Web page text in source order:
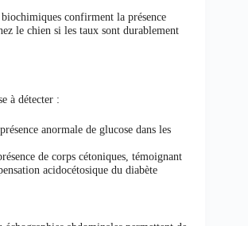
confirment la présence
le chien si les taux sont durablement
à détecter :
anormale de glucose dans les
de corps cétoniques, témoignant
acidocétosique du diabète